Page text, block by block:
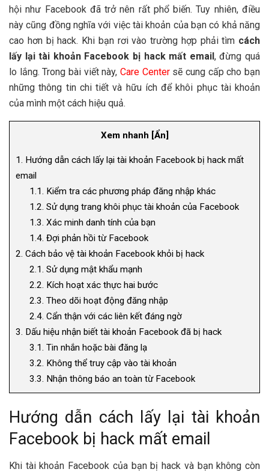
hội như Facebook đã trở nên rất phổ biến. Tuy nhiên, điều
này cũng đồng nghĩa với việc tài khoản của bạn có khả năng
cao hơn bị hack. Khi bạn rơi vào trường hợp phải tìm cách
lấy lại tài khoản Facebook bị hack mất email, đừng quá
lo lắng. Trong bài viết này, Care Centersẽ cung cấp cho bạn
những thông tin chi tiết và hữu ích để khôi phục tài khoản
của mình một cách hiệu quả.
Xem nhanh [Ẩn]
1. Hướng dẫn cách lấy lại tài khoản Facebook bị hack mất
email
1.1. Kiểm tra các phương pháp đăng nhập khác
1.2. Sử dụng trang khôi phục tài khoản của Facebook
1.3. Xác minh danh tính của bạn
1.4. Đợi phản hồi từ Facebook
2. Cách bảo vệ tài khoản Facebook khỏi bị hack
2.1. Sử dụng mật khẩu mạnh
2.2. Kích hoạt xác thực hai bước
2.3. Theo dõi hoạt động đăng nhập
2.4. Cẩn thận với các liên kết đáng ngờ
3. Dấu hiệu nhận biết tài khoản Facebook đã bị hack
3.1. Tin nhắn hoặc bài đăng lạ
3.2. Không thể truy cập vào tài khoản
3.3. Nhận thông báo an toàn từ Facebook
Hướng dẫn cách lấy lại tài khoản
Facebook bị hack mất email
Khi tài khoản Facebook của bạn bị hack và bạn không còn